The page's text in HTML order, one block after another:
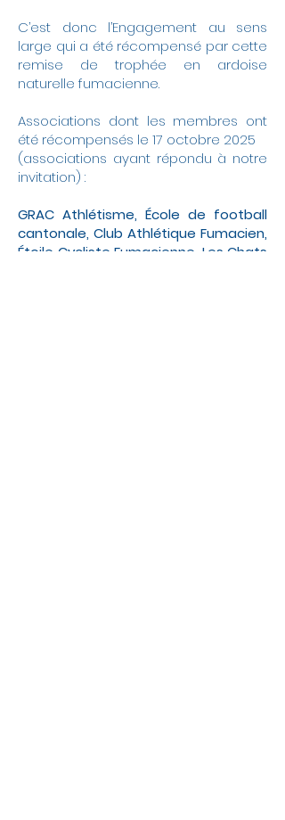
C’est donc l’Engagement au sens
large qui a été récompensé par cette
remise de trophée en ardoise
naturelle fumacienne.
Associations dont les membres ont
été récompensés le 17 octobre 2025
(associations ayant répondu à notre
invitation) :
GRAC Athlétisme, École de football
cantonale, Club Athlétique Fumacien,
Étoile Cycliste Fumacienne, Les Chats